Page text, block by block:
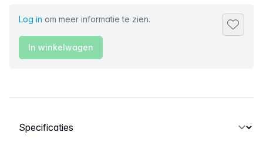
Log in om meer informatie te zien.
In winkelwagen
Selecteer een tabblad